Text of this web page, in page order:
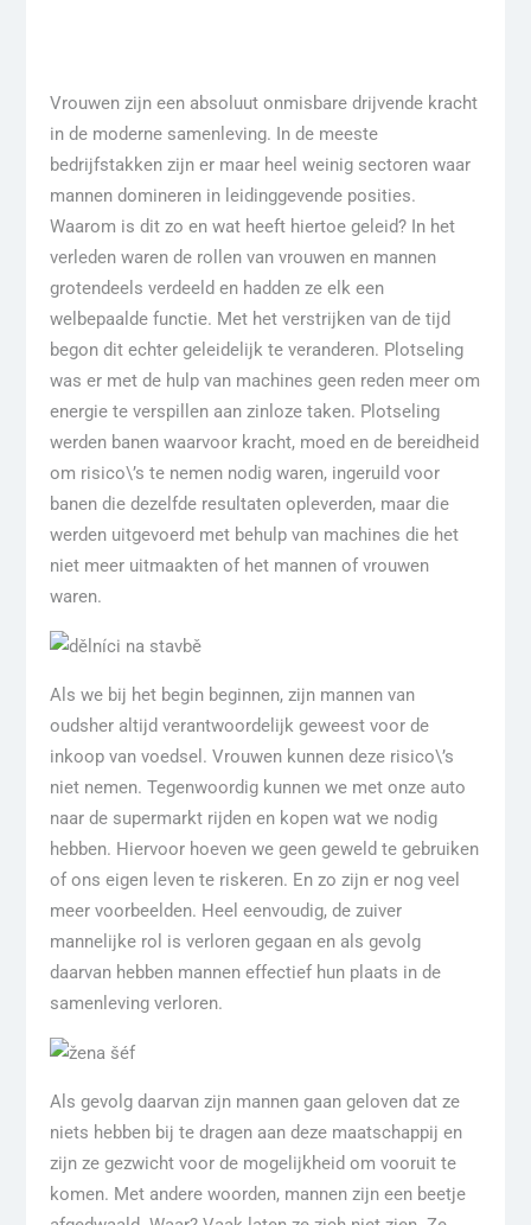
Vrouwen zijn een absoluut onmisbare drijvende kracht
in de moderne samenleving. In de meeste
bedrijfstakken zijn er maar heel weinig sectoren waar
mannen domineren in leidinggevende posities.
Waarom is dit zo en wat heeft hiertoe geleid? In het
verleden waren de rollen van vrouwen en mannen
grotendeels verdeeld en hadden ze elk een
welbepaalde functie. Met het verstrijken van de tijd
begon dit echter geleidelijk te veranderen. Plotseling
was er met de hulp van machines geen reden meer om
energie te verspillen aan zinloze taken. Plotseling
werden banen waarvoor kracht, moed en de bereidheid
om risico\’s te nemen nodig waren, ingeruild voor
banen die dezelfde resultaten opleverden, maar die
werden uitgevoerd met behulp van machines die het
niet meer uitmaakten of het mannen of vrouwen
waren.
Als we bij het begin beginnen, zijn mannen van
oudsher altijd verantwoordelijk geweest voor de
inkoop van voedsel. Vrouwen kunnen deze risico\’s
niet nemen. Tegenwoordig kunnen we met onze auto
naar de supermarkt rijden en kopen wat we nodig
hebben. Hiervoor hoeven we geen geweld te gebruiken
of ons eigen leven te riskeren. En zo zijn er nog veel
meer voorbeelden. Heel eenvoudig, de zuiver
mannelijke rol is verloren gegaan en als gevolg
daarvan hebben mannen effectief hun plaats in de
samenleving verloren.
Als gevolg daarvan zijn mannen gaan geloven dat ze
niets hebben bij te dragen aan deze maatschappij en
zijn ze gezwicht voor de mogelijkheid om vooruit te
komen. Met andere woorden, mannen zijn een beetje